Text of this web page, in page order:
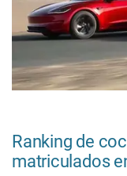
Ranking de
matriculados